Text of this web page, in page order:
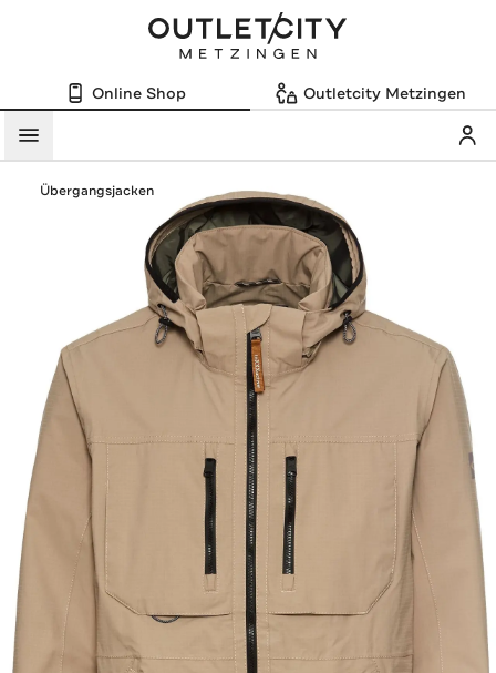
Online Shop Outletcity Metzingen
Menü
Übergangsjacken